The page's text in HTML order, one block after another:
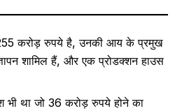
255 करोड़ रुपये है, उनकी आय के प्रमुख
शामिल हैं, और एक प्रोडक्शन हाउस
भी था जो 36 करोड़ रुपये होने का